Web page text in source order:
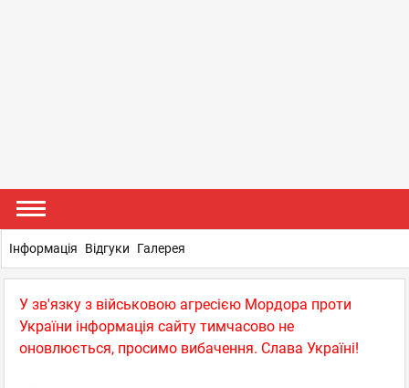
У зв'язку з військовою агресією Мордора проти
України інформація сайту тимчасово не
оновлюється, просимо вибачення. Слава Україні!
Інформація Відгуки Галерея